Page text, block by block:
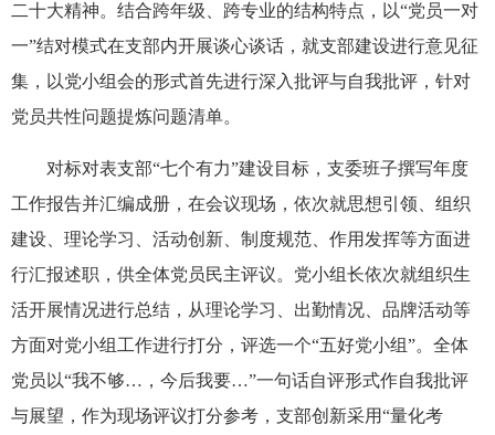
二十大精神。结合跨年级、跨专业的结构特点，以“党员一对
一”结对模式在支部内开展谈心谈话，就支部建设进行意见征
集，以党小组会的形式首先进行深入批评与自我批评，针对
党员共性问题提炼问题清单。
对标对表支部“七个有力”建设目标，支委班子撰写年度
工作报告并汇编成册，在会议现场，依次就思想引领、组织
建设、理论学习、活动创新、制度规范、作用发挥等方面进
行汇报述职，供全体党员民主评议。党小组长依次就组织生
活开展情况进行总结，从理论学习、出勤情况、品牌活动等
方面对党小组工作进行打分，评选一个“五好党小组”。全体
党员以“我不够…，今后我要…”一句话自评形式作自我批评
与展望，作为现场评议打分参考，支部创新采用“量化考